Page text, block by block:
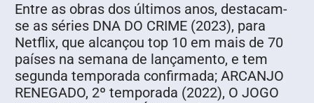
Entre as obras dos últimos anos, destacam-
se as séries DNA DO CRIME (2023), para
Netflix, que alcançou top 10 em mais de 70
países na semana de lançamento, e tem
segunda temporada confirmada; ARCANJO
RENEGADO, 2º temporada (2022), O JOGO